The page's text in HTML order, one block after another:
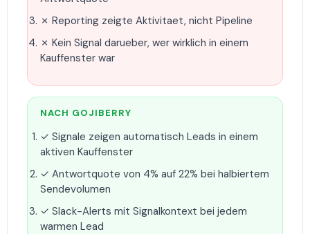
✗ Reporting zeigte Aktivitaet, nicht Pipeline
✗ Kein Signal darueber, wer wirklich in einem
Kauffenster war
NACH GOJIBERRY
✓ Signale zeigen automatisch Leads in einem
aktiven Kauffenster
✓ Antwortquote von 4% auf 22% bei halbiertem
Sendevolumen
✓ Slack-Alerts mit Signalkontext bei jedem
warmen Lead